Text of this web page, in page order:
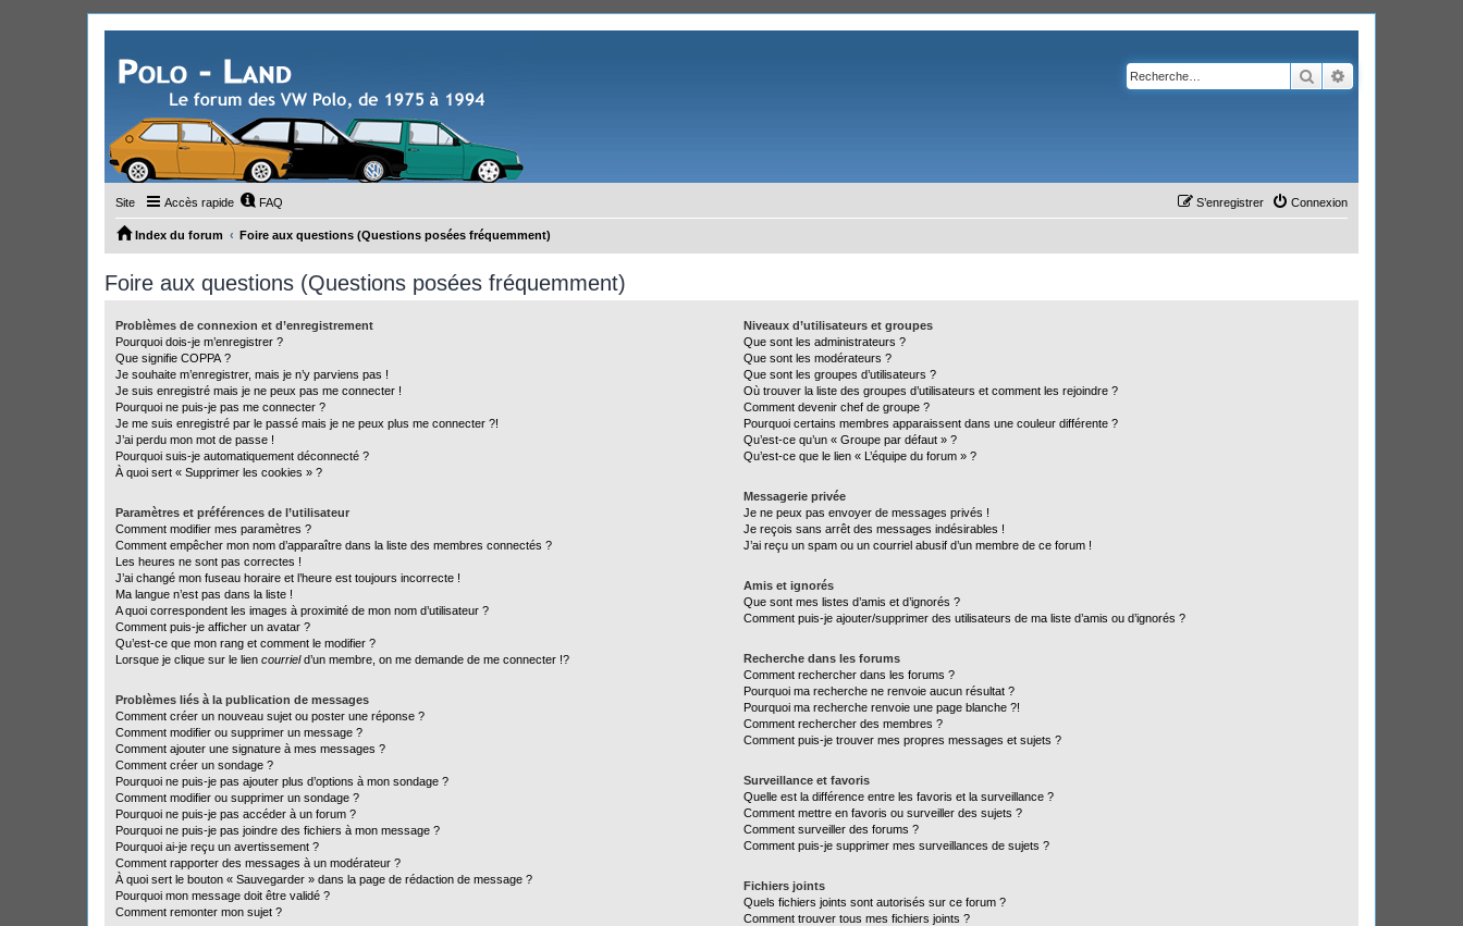
Rechercher
Site Accès rapide FAQ Connexion
S’enregistrer
Index du forum Foire aux questions (Questions posées fréquemment)
Foire aux questions (Questions posées fréquemment)
Problèmes de connexion et d’enregistrement
Pourquoi dois-je m’enregistrer ?
Que signifie COPPA ?
Je souhaite m’enregistrer, mais je n’y parviens pas !
Je suis enregistré mais je ne peux pas me connecter !
Pourquoi ne puis-je pas me connecter ?
Je me suis enregistré par le passé mais je ne peux plus me connecter ?!
J’ai perdu mon mot de passe !
Pourquoi suis-je automatiquement déconnecté ?
À quoi sert « Supprimer les cookies » ?
Paramètres et préférences de l’utilisateur
Comment modifier mes paramètres ?
Comment empêcher mon nom d’apparaître dans la liste des membres connectés ?
Les heures ne sont pas correctes !
J’ai changé mon fuseau horaire et l’heure est toujours incorrecte !
Ma langue n’est pas dans la liste !
A quoi correspondent les images à proximité de mon nom d’utilisateur ?
Comment puis-je afficher un avatar ?
Qu’est-ce que mon rang et comment le modifier ?
Lorsque je clique sur le lien courrield’un membre, on me demande de me connecter !?
Problèmes liés à la publication de messages
Comment créer un nouveau sujet ou poster une réponse ?
Comment modifier ou supprimer un message ?
Comment ajouter une signature à mes messages ?
Comment créer un sondage ?
Pourquoi ne puis-je pas ajouter plus d’options à mon sondage ?
Comment modifier ou supprimer un sondage ?
Pourquoi ne puis-je pas accéder à un forum ?
Pourquoi ne puis-je pas joindre des fichiers à mon message ?
Pourquoi ai-je reçu un avertissement ?
Comment rapporter des messages à un modérateur ?
À quoi sert le bouton « Sauvegarder » dans la page de rédaction de message ?
Pourquoi mon message doit être validé ?
Comment remonter mon sujet ?
Niveaux d’utilisateurs et groupes
Que sont les administrateurs ?
Que sont les modérateurs ?
Que sont les groupes d’utilisateurs ?
Où trouver la liste des groupes d’utilisateurs et comment les rejoindre ?
Comment devenir chef de groupe ?
Pourquoi certains membres apparaissent dans une couleur différente ?
Qu’est-ce qu’un « Groupe par défaut » ?
Qu’est-ce que le lien « L’équipe du forum » ?
Messagerie privée
Je ne peux pas envoyer de messages privés !
Je reçois sans arrêt des messages indésirables !
J’ai reçu un spam ou un courriel abusif d’un membre de ce forum !
Amis et ignorés
Que sont mes listes d’amis et d’ignorés ?
Comment puis-je ajouter/supprimer des utilisateurs de ma liste d’amis ou d’ignorés ?
Recherche dans les forums
Comment rechercher dans les forums ?
Pourquoi ma recherche ne renvoie aucun résultat ?
Pourquoi ma recherche renvoie une page blanche ?!
Comment rechercher des membres ?
Comment puis-je trouver mes propres messages et sujets ?
Surveillance et favoris
Quelle est la différence entre les favoris et la surveillance ?
Comment mettre en favoris ou surveiller des sujets ?
Comment surveiller des forums ?
Comment puis-je supprimer mes surveillances de sujets ?
Fichiers joints
Quels fichiers joints sont autorisés sur ce forum ?
Comment trouver tous mes fichiers joints ?